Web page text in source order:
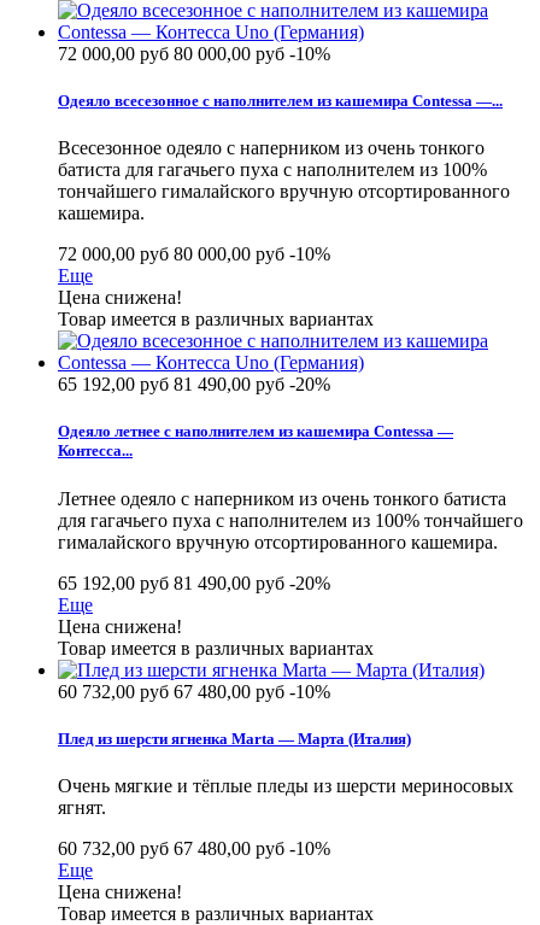
72 000,00 руб 80 000,00 руб -10%
Одеяло всесезонное с наполнителем из кашемира Contessa —...
Всесезонное одеяло с наперником из очень тонкого
батиста для гагачьего пуха с наполнителем из 100%
тончайшего гималайского вручную отсортированного
кашемира.
72 000,00 руб 80 000,00 руб -10%
Еще
Цена снижена!
Товар имеется в различных вариантах
65 192,00 руб 81 490,00 руб -20%
Одеяло летнее с наполнителем из кашемира Contessa —
Контесса...
Летнее одеяло с наперником из очень тонкого батиста
для гагачьего пуха с наполнителем из 100% тончайшего
гималайского вручную отсортированного кашемира.
65 192,00 руб 81 490,00 руб -20%
Еще
Цена снижена!
Товар имеется в различных вариантах
60 732,00 руб 67 480,00 руб -10%
Плед из шерсти ягненка Marta — Марта (Италия)
Очень мягкие и тёплые пледы из шерсти мериносовых
ягнят.
60 732,00 руб 67 480,00 руб -10%
Еще
Цена снижена!
Товар имеется в различных вариантах